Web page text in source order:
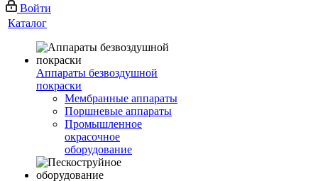
Войти
Каталог
Аппараты безвоздушной
покраски
Мембранные аппараты
Поршневые аппараты
Промышленное
окрасочное
оборудование